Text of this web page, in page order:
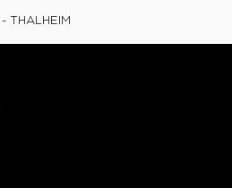
- THALHEIM